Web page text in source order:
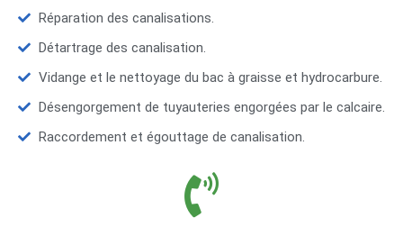
Réparation des canalisations.
Détartrage des canalisation.
Vidange et le nettoyage du bac à graisse et hydrocarbure.
Désengorgement de tuyauteries engorgées par le calcaire.
Raccordement et égouttage de canalisation.